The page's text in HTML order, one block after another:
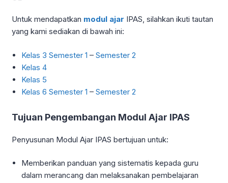
Untuk mendapatkan modul ajar IPAS, silahkan ikuti tautan
yang kami sediakan di bawah ini:
Kelas 3 Semester 1 –Semester 2
Kelas 4
Kelas 5
Kelas 6 Semester 1 –Semester 2
Tujuan Pengembangan Modul Ajar IPAS
Penyusunan Modul Ajar IPAS bertujuan untuk:
Memberikan panduan yang sistematis kepada guru
dalam merancang dan melaksanakan pembelajaran